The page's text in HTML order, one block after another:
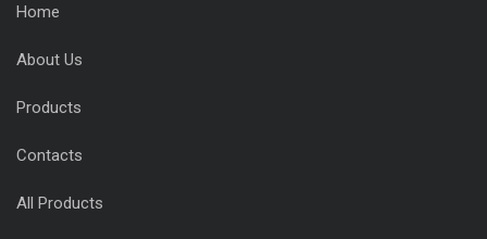
Home
About Us
Products
Contacts
All Products